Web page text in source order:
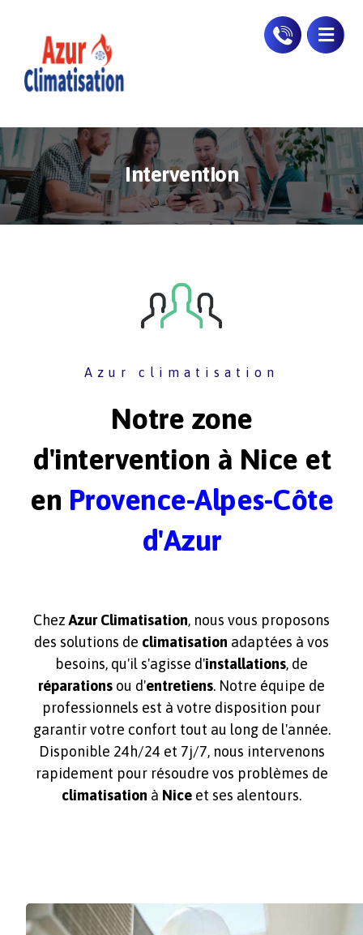
Intervention
Azur climatisation
Notre zone
d'intervention à Nice et
en Provence-Alpes-Côte
d'Azur
ChezAzur Climatisation, nous vous proposons
des solutions de climatisation adaptées à vos
besoins, qu'il s'agisse d'installations, de
réparations ou d'entretiens. Notre équipe de
professionnels est à votre disposition pour
garantir votre confort tout au long de l'année.
Disponible 24h/24 et 7j/7, nous intervenons
rapidement pour résoudre vos problèmes de
climatisation à Nice et ses alentours.